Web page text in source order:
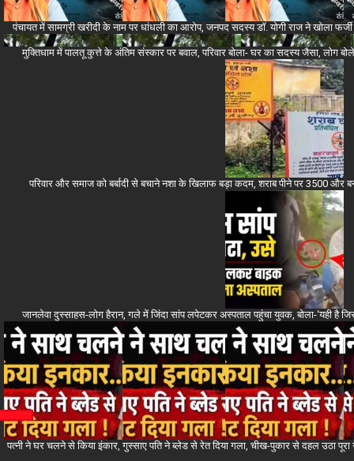
पंचायत में सामग्री खरीदी के नाम पर धांधली का आरोप, जनपद सदस्य डॉ. योगी राज ने खोला
मुक्तिधाम में पालतू कुत्ते के अंतिम संस्कार पर बवाल, परिवार बोला- घर का सदस्य जैसा, लोग
परिवार और समाज को बर्बादी से बचाने नशा के खिलाफ बड़ा कदम, शराब पीने पर 3500 और
जानलेवा दुस्साहस-लोग हैरान, गले में जिंदा सांप लपेटकर अस्पताल पहुंचा युवक, बोला-‘यही है
पत्नी ने घर चलने से किया इंकार, गुस्साए पति ने ब्लेड से रेत दिया गला, चीख-पुकार से दहल उठा